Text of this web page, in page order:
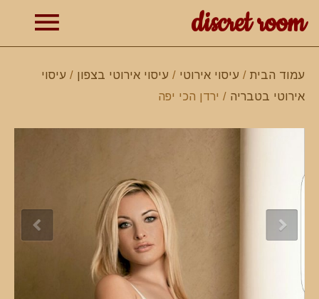
discret room
עמוד הבית / עיסוי אירוטי / עיסוי אירוטי בצפון / עיסוי
אירוטי בטבריה / ירדן הכי יפה